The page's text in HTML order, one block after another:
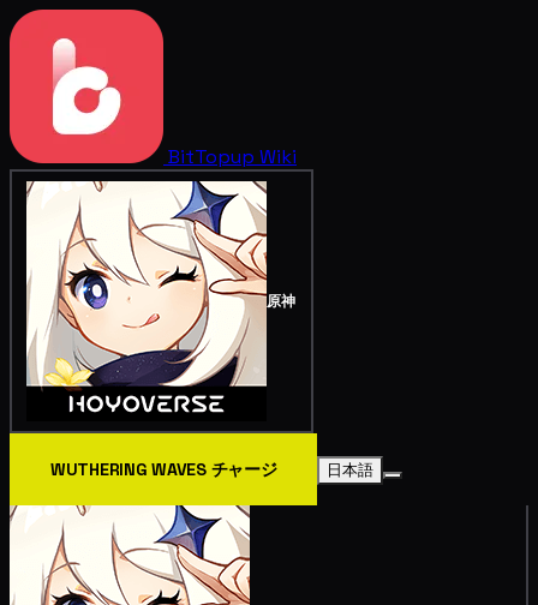
BitTopup Wiki
原神
WUTHERING WAVES チャージ 日本語